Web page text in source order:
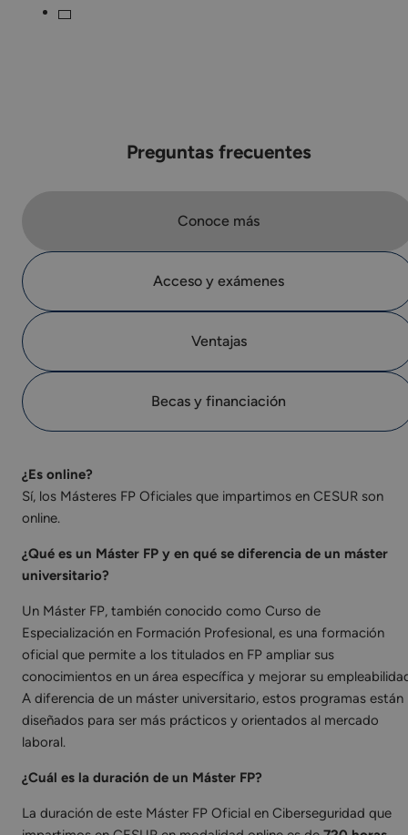
Preguntas frecuentes
Conoce más
Acceso y exámenes
Ventajas
Becas y financiación
¿Es online?
Sí, los Másteres FP Oficiales que impartimos en CESUR son
online.
¿Qué es un Máster FP y en qué se diferencia de un máster
universitario?
Un Máster FP, también conocido como Curso de
Especialización en Formación Profesional, es una formación
oficial que permite a los titulados en FP ampliar sus
conocimientos en un área específica y mejorar su
A diferencia de un máster universitario, estos programas están
diseñados para ser más prácticos y orientados al mercado
laboral.
¿Cuál es la duración de un Máster FP?
La duración de este Máster FP Oficial en Ciberseguridad que